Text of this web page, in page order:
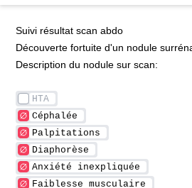
Suivi résultat scan abdo
Découverte fortuite d'un nodule
Description du nodule sur scan: